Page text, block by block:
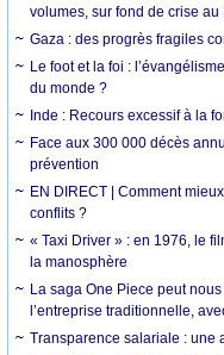
volumes, sur fond de crise au
Gaza : des progrès fragiles
Le foot et la foi :
du monde ?
Inde : Recours excessif à la
Face aux 300 000 décès
prévention
EN DIRECT | Comment
conflits ?
« Taxi Driver » : en 1976, le
la manosphère
La saga One Piece peut
l’entreprise traditionnelle,
Transparence salariale : une